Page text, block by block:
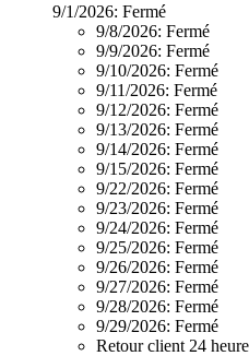
9/1/2026: Fermé
9/8/2026: Fermé
9/9/2026: Fermé
9/10/2026: Fermé
9/11/2026: Fermé
9/12/2026: Fermé
9/13/2026: Fermé
9/14/2026: Fermé
9/15/2026: Fermé
9/22/2026: Fermé
9/23/2026: Fermé
9/24/2026: Fermé
9/25/2026: Fermé
9/26/2026: Fermé
9/27/2026: Fermé
9/28/2026: Fermé
9/29/2026: Fermé
Retour client 24